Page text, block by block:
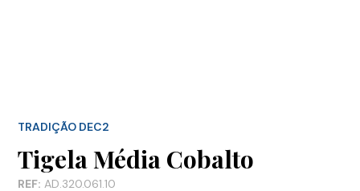
TRADIÇÃO DEC2
Tigela Média Cobalto
REF: AD.320.061.10